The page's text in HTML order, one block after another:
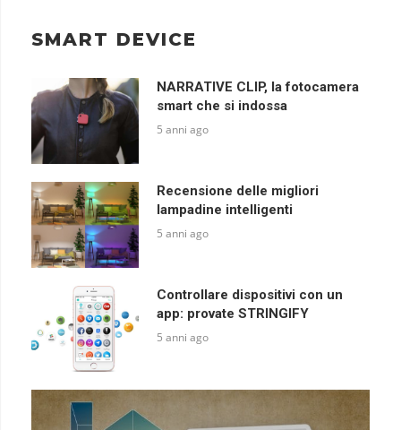
SMART DEVICE
NARRATIVE CLIP, la fotocamera
smart che si indossa
5 anni ago
Recensione delle migliori
lampadine intelligenti
5 anni ago
Controllare dispositivi con un
app: provate STRINGIFY
5 anni ago